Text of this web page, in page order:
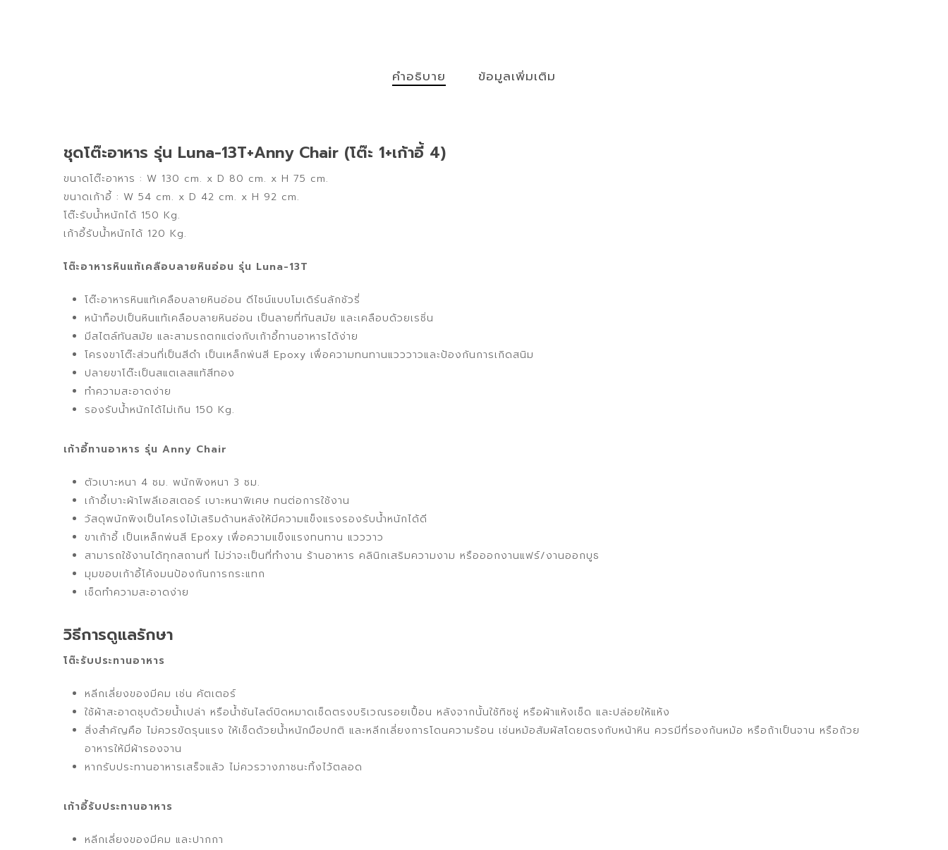
คำอธิบาย ข้อมูลเพิ่มเติม
ชุดโต๊ะอาหาร รุ่น Luna-13T+Anny Chair (โต๊ะ 1+เก้าอี้ 4)
ขนาดโต๊ะอาหาร : W 130 cm. x D 80 cm. x H 75 cm.
ขนาดเก้าอี้ : W 54 cm. x D 42 cm. x H 92 cm.
โต๊ะรับน้ำหนักได้ 150 Kg.
เก้าอี้รับน้ำหนักได้ 120 Kg.
โต๊ะอาหารหินแท้เคลือบลายหินอ่อน รุ่น Luna-13T
โต๊ะอาหารหินแท้เคลือบลายหินอ่อน ดีไซน์แบบโมเดิร์นลักชัวรี่
หน้าท็อปเป็นหินแท้เคลือบลายหินอ่อน เป็นลายที่ทันสมัย และเคลือบด้วยเรซิ่น
มีสไตล์ทันสมัย และสามรถตกแต่งกับเก้าอี้ทานอาหารได้ง่าย
โครงขาโต๊ะส่วนที่เป็นสีดำ เป็นเหล็กพ่นสี Epoxy เพื่อความทนทานแวววาวและป้องกันการเกิดสนิม
ปลายขาโต๊ะเป็นสแตเลสแท้สีทอง
ทำความสะอาดง่าย
รองรับน้ำหนักได้ไม่เกิน 150 Kg.
เก้าอี้ทานอาหาร รุ่น Anny Chair
ตัวเบาะหนา 4 ซม. พนักพิงหนา 3 ซม.
เก้าอี้เบาะผ้าโพลีเอสเตอร์ เบาะหนาพิเศษ ทนต่อการใช้งาน
วัสดุพนักพิงเป็นโครงไม้เสริมด้านหลังให้มีความแข็งแรงรองรับน้ำหนักได้ดี
ขาเก้าอี้ เป็นเหล็กพ่นสี Epoxy เพื่อความแข็งแรงทนทาน แวววาว
สามารถใช้งานได้ทุกสถานที่ ไม่ว่าจะเป็นที่ทำงาน ร้านอาหาร คลินิกเสริมความงาม หรือออกงานแฟร์/งานออกบูธ
มุมขอบเก้าอี้โค้งมนป้องกันการกระแทก
เช็ดทำความสะอาดง่าย
วิธีการดูแลรักษา
โต๊ะรับประทานอาหาร
หลีกเลี่ยงของมีคม เช่น คัตเตอร์
ใช้ผ้าสะอาดชุบด้วยน้ำเปล่า หรือน้ำซันไลต์บิดหมาดเช็ดตรงบริเวณรอยเปื้อน หลังจากนั้นใช้ทิชชู่ หรือผ้าแห้งเช็ด และปล่อยให้แห้ง
สิ่งสำคัญคือ ไม่ควรขัดรุนแรง ให้เช็ดด้วยน้ำหนักมือปกติ และหลีกเลี่ยงการโดนความร้อน เช่นหม้อสัมผัสโดยตรงกับหน้าหิน ควรมีที่รองก้นหม้อ หรือถ้าเป็นจาน หรือถ้วย
อาหารให้มีผ้ารองจาน
หากรับประทานอาหารเสร็จแล้ว ไม่ควรวางภาชนะทิ้งไว้ตลอด
เก้าอี้รับประทานอาหาร
หลีกเลี่ยงของมีคม และปากกา